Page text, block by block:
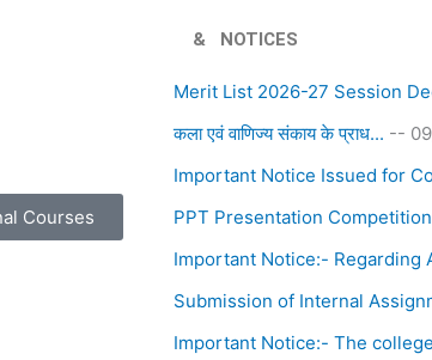
Courses
& NOTICES
Merit List 2026-27 Session
कला एवं वाणिज्य संकाय के प्राध... --
Important Notice Issued for
PPT Presentation
Important Notice:- Regarding
Submission of Internal
Important Notice:- The